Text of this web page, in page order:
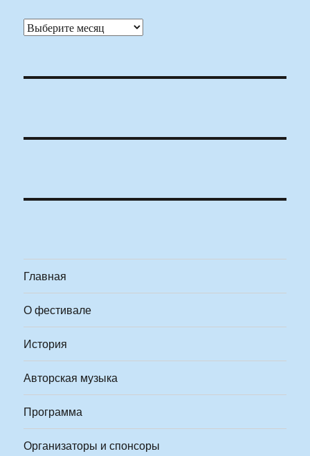
Архивы
Главная
О фестивале
История
Авторская музыка
Программа
Организаторы и спонсоры